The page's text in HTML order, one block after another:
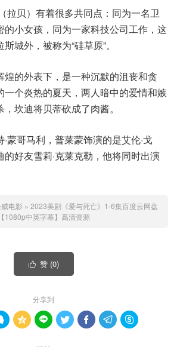
拉贝）有着很多共同点：同为一名卫
的小女孩，同为一家科技公司工作，这
城外，被称为“硅草原”。
煌的外表下，是一种沉默的沮丧和贪
一个炎热的夏天，两人暗中的爱情和嫉
坎迪将贝蒂砍成了肉酱。
蒙哥马利，普莱蒙饰演的是艾伦·戈
好友雪莉·克莱克勒，他将同时出演
电影 » 2023美剧《爱与死亡》1-6集百度云网盘
【1080p中英字幕】高清资源
 赞 (0)
分享到
     